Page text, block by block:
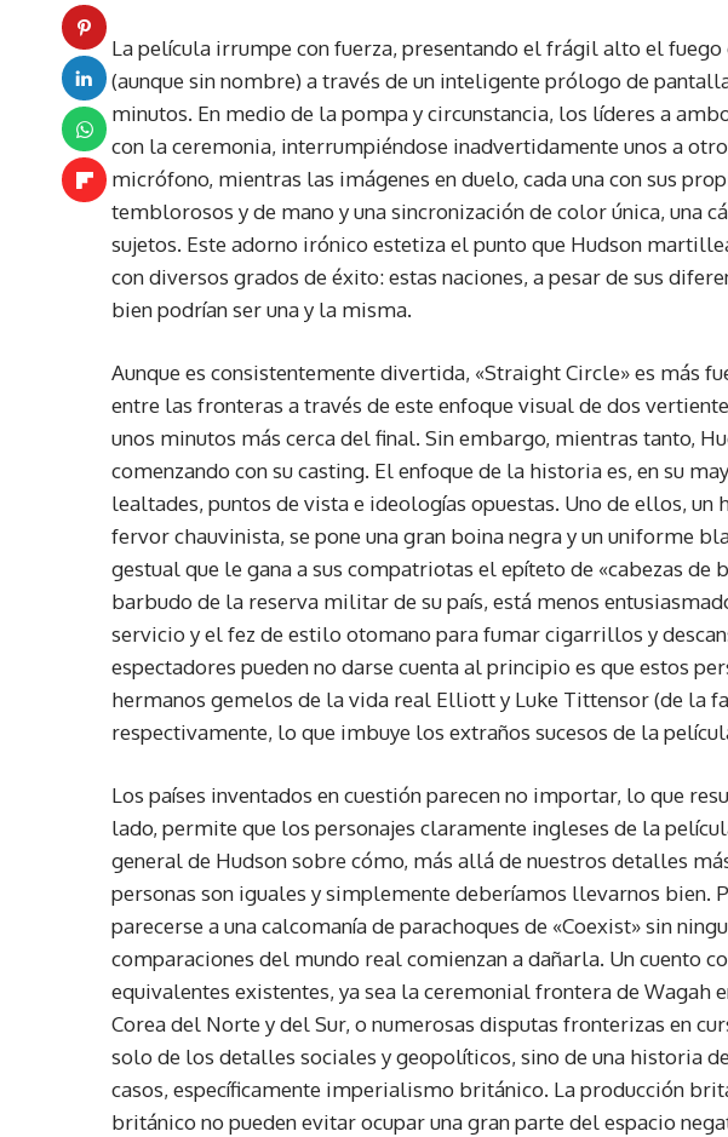
La película irrumpe con fuerza, presentando el frágil alto el fuego
(aunque sin nombre) a través de un inteligente prólogo de
minutos. En medio de la pompa y circunstancia, los líderes a
con la ceremonia, interrumpiéndose inadvertidamente unos a
micrófono, mientras las imágenes en duelo, cada una con sus
temblorosos y de mano y una sincronización de color única, una
sujetos. Este adorno irónico estetiza el punto que Hudson
con diversos grados de éxito: estas naciones, a pesar de sus
bien podrían ser una y la misma.
Aunque es consistentemente divertida, «Straight Circle» es más
entre las fronteras a través de este enfoque visual de dos
unos minutos más cerca del final. Sin embargo, mientras tanto,
comenzando con su casting. El enfoque de la historia es, en su
lealtades, puntos de vista e ideologías opuestas. Uno de ellos, un
fervor chauvinista, se pone una gran boina negra y un uniforme
gestual que le gana a sus compatriotas el epíteto de «cabezas de
barbudo de la reserva militar de su país, está menos
servicio y el fez de estilo otomano para fumar cigarrillos y
espectadores pueden no darse cuenta al principio es que estos
hermanos gemelos de la vida real Elliott y Luke Tittensor (de la
respectivamente, lo que imbuye los extraños sucesos de la
Los países inventados en cuestión parecen no importar, lo que
lado, permite que los personajes claramente ingleses de la
general de Hudson sobre cómo, más allá de nuestros detalles
personas son iguales y simplemente deberíamos llevarnos bien.
parecerse a una calcomanía de parachoques de «Coexist» sin
comparaciones del mundo real comienzan a dañarla. Un cuento
equivalentes existentes, ya sea la ceremonial frontera de Wagah
Corea del Norte y del Sur, o numerosas disputas fronterizas en
solo de los detalles sociales y geopolíticos, sino de una historia
casos, específicamente imperialismo británico. La producción
británico no pueden evitar ocupar una gran parte del espacio